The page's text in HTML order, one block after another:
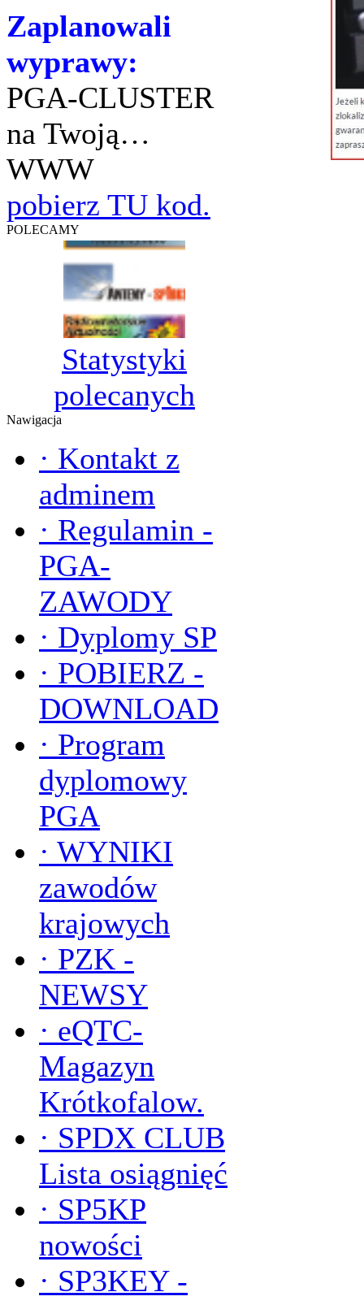
Zaplanowali
wyprawy:
PGA-CLUSTER
na Twoją…
WWW
pobierz TU kod.
POLECAMY
Statystyki
polecanych
Nawigacja
· Kontakt z
adminem
· Regulamin -
PGA-
ZAWODY
· Dyplomy SP
· POBIERZ -
DOWNLOAD
· Program
dyplomowy
PGA
· WYNIKI
zawodów
krajowych
· PZK -
NEWSY
· eQTC-
Magazyn
Krótkofalow.
· SPDX CLUB
Lista osiągnięć
· SP5KP
nowości
· SP3KEY -